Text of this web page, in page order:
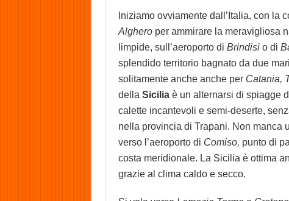
Iniziamo ovviamente dall’Italia, con la
Algheroper ammirare la meravigliosa
limpide, sull’aeroporto di Brindisio di
splendido territorio bagnato da due
solitamente anche anche per Catania,
della Siciliaè un alternarsi di spiagge
calette incantevoli e semi-deserte,
nella provincia di Trapani. Non manca
verso l’aeroporto di Comiso, punto di
costa meridionale. La Sicilia è ottima
grazie al clima caldo e secco.